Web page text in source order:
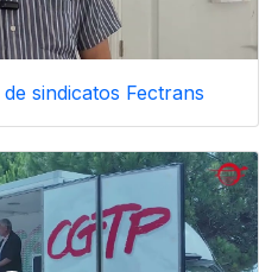
sindicatos Fectrans